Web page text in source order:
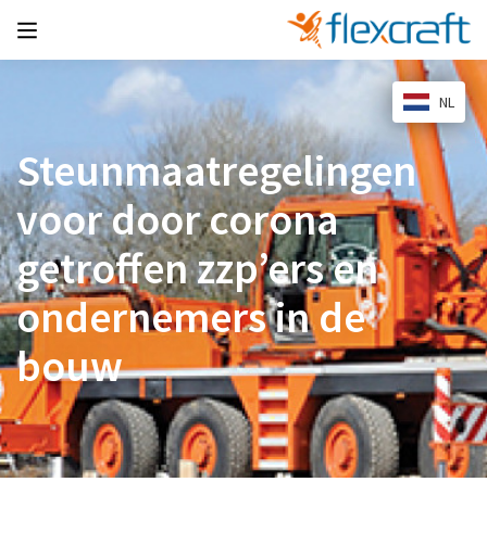
Steunmaatregelingen
voor door corona
getroffen zzp’ers en
ondernemers in de
bouw
NL